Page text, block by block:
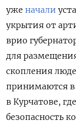
уже начали
укрытия от
врио
для
скопления
принимаются в
в Курчатове,
безопасность